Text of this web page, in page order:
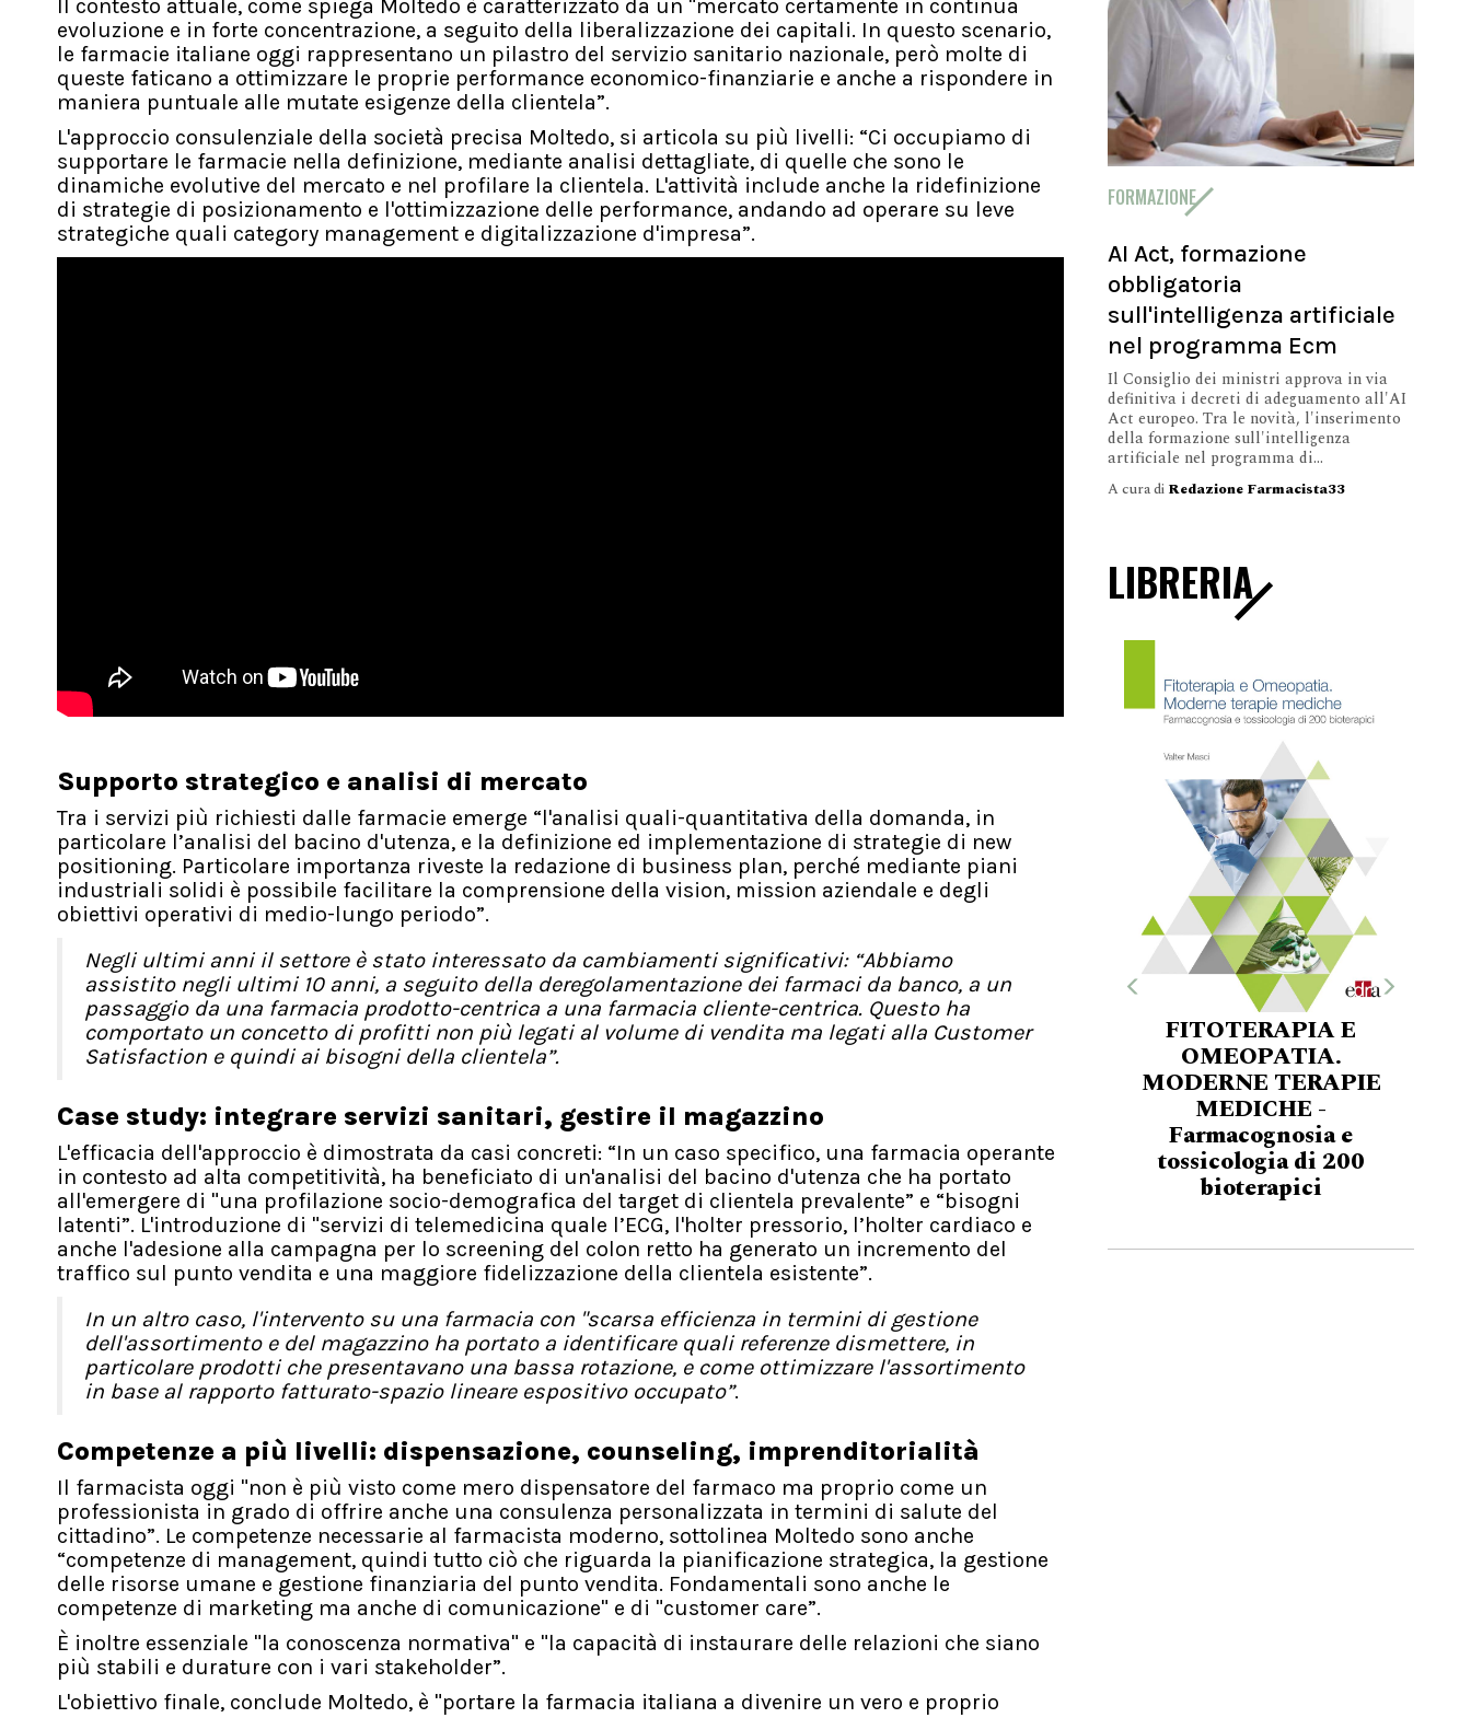
Il contesto attuale, come spiega Moltedo è caratterizzato da un "mercato certamente in continua
evoluzione e in forte concentrazione, a seguito della liberalizzazione dei capitali. In questo scenario,
le farmacie italiane oggi rappresentano un pilastro del servizio sanitario nazionale, però molte di
queste faticano a ottimizzare le proprie performance economico-finanziarie e anche a rispondere in
maniera puntuale alle mutate esigenze della clientela”.
L'approccio consulenziale della società precisa Moltedo, si articola su più livelli: “Ci occupiamo di
supportare le farmacie nella definizione, mediante analisi dettagliate, di quelle che sono le
dinamiche evolutive del mercato e nel profilare la clientela. L'attività include anche la ridefinizione
di strategie di posizionamento e l'ottimizzazione delle performance, andando ad operare su leve
strategiche quali category management e digitalizzazione d'impresa”.
Supporto strategico e analisi di mercato
Tra i servizi più richiesti dalle farmacie emerge “l'analisi quali-quantitativa della domanda, in
particolare l’analisi del bacino d'utenza, e la definizione ed implementazione di strategie di new
positioning. Particolare importanza riveste la redazione di business plan, perché mediante piani
industriali solidi è possibile facilitare la comprensione della vision, mission aziendale e degli
obiettivi operativi di medio-lungo periodo”.
Negli ultimi anni il settore è stato interessato da cambiamenti significativi: “Abbiamo
assistito negli ultimi 10 anni, a seguito della deregolamentazione dei farmaci da banco, a un
passaggio da una farmacia prodotto-centrica a una farmacia cliente-centrica. Questo ha
comportato un concetto di profitti non più legati al volume di vendita ma legati alla Customer
Satisfaction e quindi ai bisogni della clientela”.
Case study: integrare servizi sanitari, gestire il magazzino
L'efficacia dell'approccio è dimostrata da casi concreti: “In un caso specifico, una farmacia operante
in contesto ad alta competitività, ha beneficiato di un'analisi del bacino d'utenza che ha portato
all'emergere di "una profilazione socio-demografica del target di clientela prevalente” e “bisogni
latenti”. L'introduzione di "servizi di telemedicina quale l’ECG, l'holter pressorio, l’holter cardiaco e
anche l'adesione alla campagna per lo screening del colon retto ha generato un incremento del
traffico sul punto vendita e una maggiore fidelizzazione della clientela esistente”.
In un altro caso, l'intervento su una farmacia con "scarsa efficienza in termini di gestione
dell'assortimento e del magazzino ha portato a identificare quali referenze dismettere, in
particolare prodotti che presentavano una bassa rotazione, e come ottimizzare l'assortimento
in base al rapporto fatturato-spazio lineare espositivo occupato”.
Competenze a più livelli: dispensazione, counseling, imprenditorialità
Il farmacista oggi "non è più visto come mero dispensatore del farmaco ma proprio come un
professionista in grado di offrire anche una consulenza personalizzata in termini di salute del
cittadino”. Le competenze necessarie al farmacista moderno, sottolinea Moltedo sono anche
“competenze di management, quindi tutto ciò che riguarda la pianificazione strategica, la gestione
delle risorse umane e gestione finanziaria del punto vendita. Fondamentali sono anche le
competenze di marketing ma anche di comunicazione" e di "customer care”.
È inoltre essenziale "la conoscenza normativa" e "la capacità di instaurare delle relazioni che siano
più stabili e durature con i vari stakeholder”.
L'obiettivo finale, conclude Moltedo, è "portare la farmacia italiana a divenire un vero e proprio
FORMAZIONE
AI Act, formazione
obbligatoria
sull'intelligenza artificiale
nel programma Ecm
Il Consiglio dei ministri approva in via
definitiva i decreti di adeguamento all'AI
Act europeo. Tra le novità, l'inserimento
della formazione sull'intelligenza
artificiale nel programma di...
A cura di Redazione Farmacista33
LIBRERIA
FITOTERAPIA E
OMEOPATIA.
MODERNE TERAPIE
MEDICHE -
Farmacognosia e
tossicologia di 200
bioterapici